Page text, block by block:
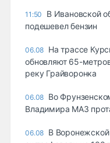
11:50
В Ивановской
подешевел бензин
06.08 На трассе
обновляют 65-
реку Грайворонка
06.08 Во
Владимира МАЗ
06.08 В